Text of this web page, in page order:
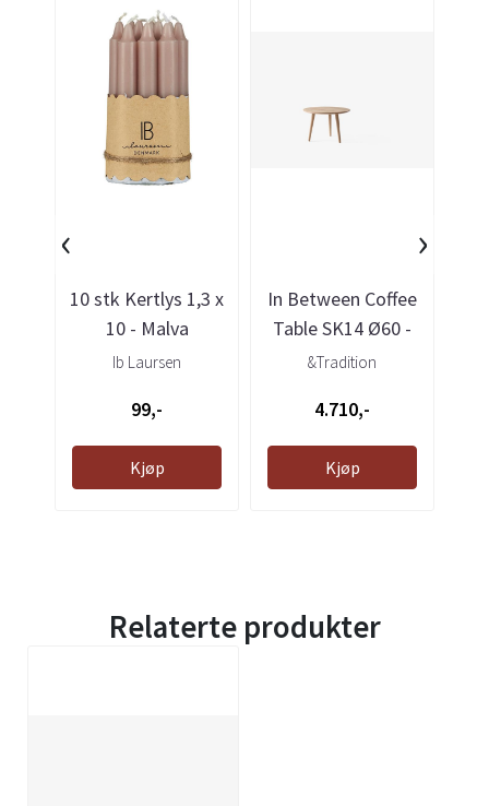
10 stk Kertlys 1,3 x
10 - Malva
Ib Laursen
99,-
Kjøp
In Between Coffee
Table SK14 Ø60 -
Oiled oak
&Tradition
4.710,-
Kjøp
‹ ›
Relaterte produkter